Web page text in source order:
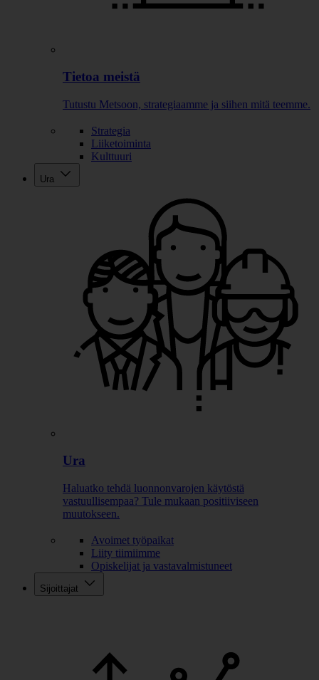
Tietoa meistä
Tutustu Metsoon, strategiaamme ja siihen mitä teemme.
Strategia
Liiketoiminta
Kulttuuri
Ura
Ura
Haluatko tehdä luonnonvarojen käytöstä
vastuullisempaa? Tule mukaan positiiviseen
muutokseen.
Avoimet työpaikat
Liity tiimiimme
Opiskelijat ja vastavalmistuneet
Sijoittajat